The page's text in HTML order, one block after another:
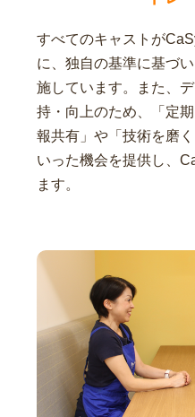
すべてのキャストが
に、独自の基準に基づ
施しています。また、
持・向上のため、「定
報共有」や「技術を磨
いった機会を提供し、
ます。